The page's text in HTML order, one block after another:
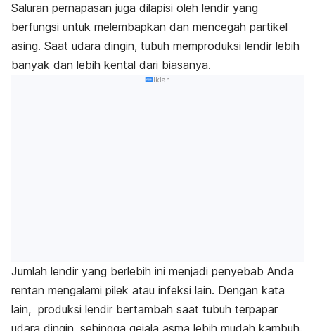
Saluran pernapasan juga dilapisi oleh lendir yang
berfungsi untuk melembapkan dan mencegah partikel
asing. Saat udara dingin, tubuh memproduksi lendir lebih
banyak dan lebih kental dari biasanya.
Iklan
Jumlah lendir yang berlebih ini menjadi penyebab Anda
rentan mengalami pilek atau infeksi lain. Dengan kata
lain, produksi lendir bertambah saat tubuh terpapar
udara dingin, sehingga gejala asma lebih mudah kambuh.